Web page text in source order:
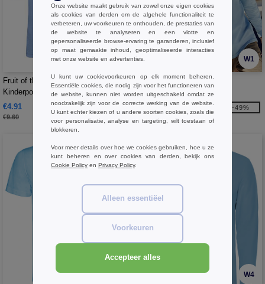
W1
Fruit of the Loom SC3417 -
Kinderpolo met lange mouwen
€4.91
€9.60
-49%
W1
Fruit of the Loom SC3201 -
Kinderpolo
€6.23
-49%
W4 W4
Onze website maakt gebruik van zowel onze eigen cookies
als cookies van derden om de algehele functionaliteit te
verbeteren, uw voorkeuren te onthouden, de prestaties van
de website te analyseren en een vlotte en
gepersonaliseerde browse-ervaring te garanderen, inclusief
op maat gemaakte inhoud, geoptimaliseerde interacties
met onze website en advertenties.
U kunt uw cookievoorkeuren op elk moment beheren.
Essentiële cookies, die nodig zijn voor het functioneren van
de website, kunnen niet worden uitgeschakeld omdat ze
noodzakelijk zijn voor de correcte werking van de website.
U kunt echter kiezen of u andere soorten cookies, zoals die
voor personalisatie, analyse en targeting, wilt toestaan of
blokkeren.
Voor meer details over hoe we cookies gebruiken, hoe u ze
kunt beheren en over cookies van derden, bekijk ons
Cookie Policy en Privacy Policy.
Alleen essentiëel
Voorkeuren
Accepteer alles